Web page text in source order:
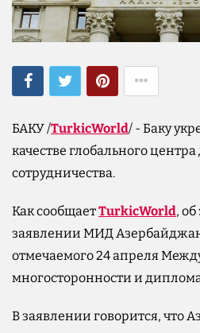
БАКУ /TurkicWorld/ - Баку
качестве глобального
сотрудничества.
Как сообщаетTurkicWorld,
заявлении МИД
отмечаемого 24 апреля
многосторонности и
В заявлении говорится, что